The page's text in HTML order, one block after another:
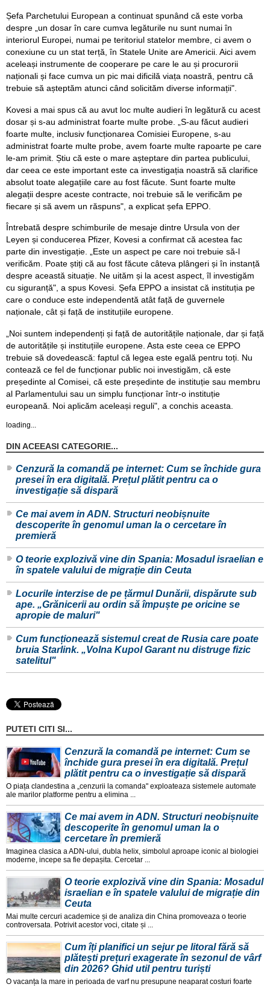
Șefa Parchetului European a continuat spunând că este vorba
despre „un dosar în care cumva legăturile nu sunt numai în
interiorul Europei, numai pe teritoriul statelor membre, ci avem o
conexiune cu un stat terță, în Statele Unite are Americii. Aici avem
aceleași instrumente de cooperare pe care le au și procurorii
naționali și face cumva un pic mai dificilă viața noastră, pentru că
trebuie să așteptăm atunci când solicităm diverse informații".
Kovesi a mai spus că au avut loc multe audieri în legătură cu acest
dosar și s-au administrat foarte multe probe. „S-au făcut audieri
foarte multe, inclusiv funcționarea Comisiei Europene, s-au
administrat foarte multe probe, avem foarte multe rapoarte pe care
le-am primit. Știu că este o mare așteptare din partea publicului,
dar ceea ce este important este ca investigația noastră să clarifice
absolut toate alegațiile care au fost făcute. Sunt foarte multe
alegații despre aceste contracte, noi trebuie să le verificăm pe
fiecare și să avem un răspuns", a explicat șefa EPPO.
Întrebată despre schimburile de mesaje dintre Ursula von der
Leyen și conducerea Pfizer, Kovesi a confirmat că acestea fac
parte din investigație. „Este un aspect pe care noi trebuie să-l
verificăm. Poate știți că au fost făcute câteva plângeri și în instanță
despre această situație. Ne uităm și la acest aspect, îl investigăm
cu siguranță", a spus Kovesi. Șefa EPPO a insistat că instituția pe
care o conduce este independentă atât față de guvernele
naționale, cât și față de instituțiile europene.
„Noi suntem independenți și față de autoritățile naționale, dar și față
de autoritățile și instituțiile europene. Asta este ceea ce EPPO
trebuie să dovedească: faptul că legea este egală pentru toți. Nu
contează ce fel de funcționar public noi investigăm, că este
președinte al Comisei, că este președinte de instituție sau membru
al Parlamentului sau un simplu funcționar într-o instituție
europeană. Noi aplicăm aceleași reguli", a conchis aceasta.
loading...
DIN ACEEASI CATEGORIE...
Cenzură la comandă pe internet: Cum se închide gura
presei în era digitală. Prețul plătit pentru ca o
investigație să dispară
Ce mai avem in ADN. Structuri neobișnuite
descoperite în genomul uman la o cercetare în
premieră
O teorie explozivă vine din Spania: Mosadul israelian e
în spatele valului de migrație din Ceuta
Locurile interzise de pe țărmul Dunării, dispărute sub
ape. „Grănicerii au ordin să împuște pe oricine se
apropie de maluri"
Cum funcționează sistemul creat de Rusia care poate
bruia Starlink. „Volna Kupol Garant nu distruge fizic
satelitul"
PUTETI CITI SI...
Cenzură la comandă pe internet: Cum se
închide gura presei în era digitală. Prețul
plătit pentru ca o investigație să dispară
O piața clandestina a „cenzurii la comanda" exploateaza sistemele automate
ale marilor platforme pentru a elimina ...
Ce mai avem in ADN. Structuri neobișnuite
descoperite în genomul uman la o
cercetare în premieră
Imaginea clasica a ADN-ului, dubla helix, simbolul aproape iconic al biologiei
moderne, incepe sa fie depașita. Cercetar ...
O teorie explozivă vine din Spania: Mosadul
israelian e în spatele valului de migrație din
Ceuta
Mai multe cercuri academice și de analiza din China promoveaza o teorie
controversata. Potrivit acestor voci, citate și ...
Cum îți planifici un sejur pe litoral fără să
plătești prețuri exagerate în sezonul de vârf
din 2026? Ghid util pentru turiști
O vacanța la mare in perioada de varf nu presupune neaparat costuri foarte